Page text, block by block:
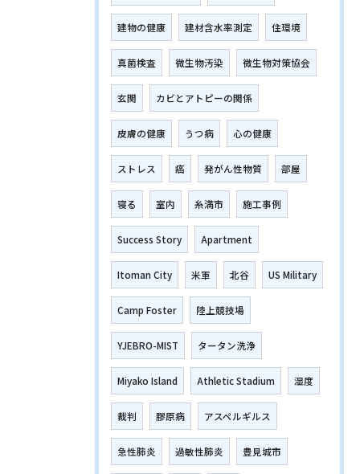
建物の健康 建材含水率測定 住環境
真菌検査 微生物汚染 微生物対策協会
玄関 カビとアトピーの関係
皮膚の健康 うつ病 心の健康
ストレス 癌 発がん性物質 部屋
寝る 室内 糸満市 施工事例
Success Story Apartment
Itoman City 米軍 北谷 US Military
Camp Foster 陸上競技場
YJEBRO-MIST タータン洗浄
Miyako Island Athletic Stadium 湿度
裁判 膠原病 アスペルギルス
急性肺炎 過敏性肺炎 豊見城市